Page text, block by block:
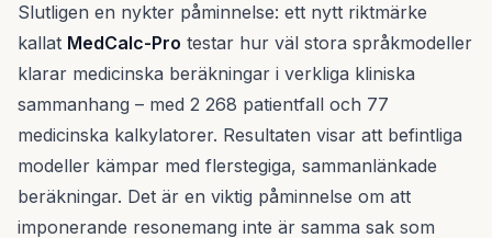
Slutligen en nykter påminnelse: ett nytt riktmärke
kallat MedCalc-Pro testar hur väl stora språkmodeller
klarar medicinska beräkningar i verkliga kliniska
sammanhang – med 2 268 patientfall och 77
medicinska kalkylatorer. Resultaten visar att befintliga
modeller kämpar med flerstegiga, sammanlänkade
beräkningar. Det är en viktig påminnelse om att
imponerande resonemang inte är samma sak som